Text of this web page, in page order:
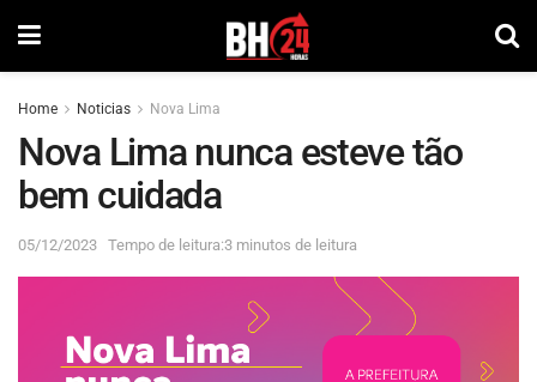
Home Noticias Nova Lima
Nova Lima nunca esteve tão
bem cuidada
05/12/2023 Tempo de leitura:3 minutos de leitura